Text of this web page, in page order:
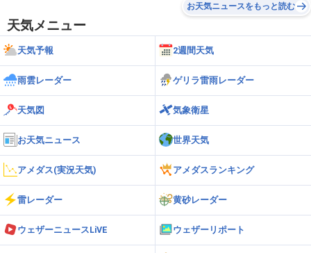
お天気ニュースをもっと読む
天気メニュー
天気予報 2週間天気
雨雲レーダー ゲリラ雷雨レーダー
天気図 気象衛星
お天気ニュース 世界天気
アメダス(実況天気) アメダスランキング
雷レーダー 黄砂レーダー
ウェザーニュースLiVE ウェザーリポート